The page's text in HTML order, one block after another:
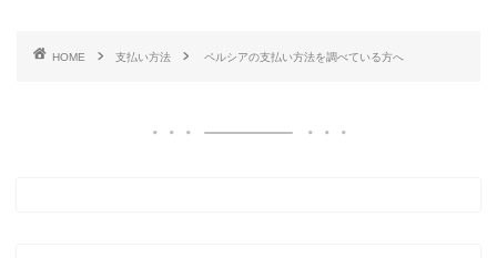
HOME 支払い方法 ペルシアの支払い方法を調べている方へ